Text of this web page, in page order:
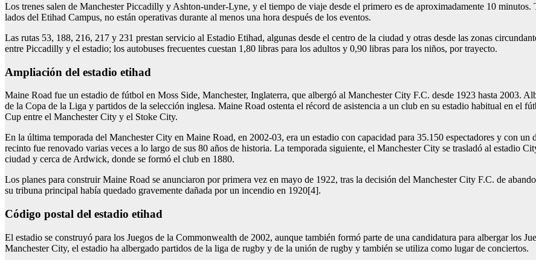
Los trenes salen de Manchester Piccadilly y Ashton-under-Lyne, y el tiempo de viaje desde el primero es de aproximadamente 10
lados del Etihad Campus, no están operativas durante al menos una hora después de los eventos.
Las rutas 53, 188, 216, 217 y 231 prestan servicio al Estadio Etihad, algunas desde el centro de la ciudad y otras desde las zonas
entre Piccadilly y el estadio; los autobuses frecuentes cuestan 1,80 libras para los adultos y 0,90 libras para los niños, por trayecto.
ampliación del estadio etihad
Maine Road fue un estadio de fútbol en Moss Side, Manchester, Inglaterra, que albergó al Manchester City F.C. desde 1923 hasta 2003.
de la Copa de la Liga y partidos de la selección inglesa. Maine Road ostenta el récord de asistencia a un club en su estadio habitual en el
Cup entre el Manchester City y el Stoke City.
En la última temporada del Manchester City en Maine Road, en 2002-03, era un estadio con capacidad para 35.150 espectadores y con un
recinto fue renovado varias veces a lo largo de sus 80 años de historia. La temporada siguiente, el Manchester City se trasladó al estadio
ciudad y cerca de Ardwick, donde se formó el club en 1880.
Los planes para construir Maine Road se anunciaron por primera vez en mayo de 1922, tras la decisión del Manchester City F.C. de
su tribuna principal había quedado gravemente dañada por un incendio en 1920[4].
código postal del estadio etihad
El estadio se construyó para los Juegos de la Commonwealth de 2002, aunque también formó parte de una candidatura para albergar los
Manchester City, el estadio ha albergado partidos de la liga de rugby y de la unión de rugby y también se utiliza como lugar de conciertos.